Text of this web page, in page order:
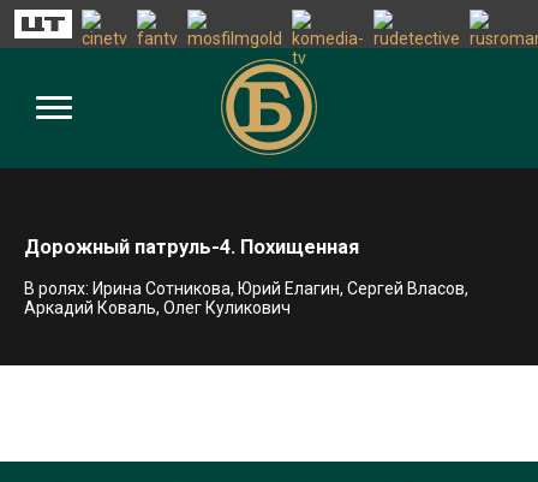
Дорожный патруль-4. Похищенная
В ролях: Ирина Сотникова, Юрий Елагин, Сергей Власов,
Аркадий Коваль, Олег Куликович